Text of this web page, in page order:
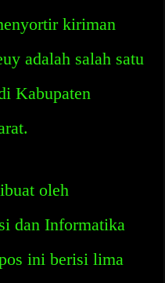
kiriman
adalah salah satu
Kabupaten
oleh
dan Informatika
ini berisi lima